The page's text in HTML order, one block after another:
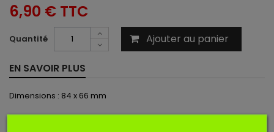
6,90 € TTC
Quantité Ajouter au panier
EN SAVOIR PLUS
Dimensions : 84 x 66 mm